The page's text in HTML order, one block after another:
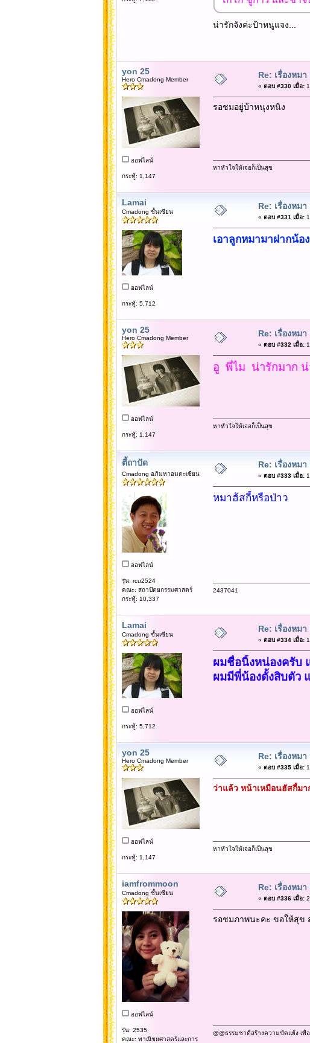
น่ารักจังค่ะป้าหนูแจง...
yon 25
Hero Cmadong Member
ออฟไลน์
กระทู้: 1,147
Re: เรื่องหมา
« ตอบ #330 เมื่อ:
รอชมอยู่บ้าหนุงหนิง
หาหัวใจให้เจอก็เป็นสุข
Lamai
Cmadong ชั้นเซียน
ออฟไลน์
กระทู้: 5,712
Re: เรื่องหมา
« ตอบ #331 เมื่อ:
เอาลูกหมามาฝากน้อ
yon 25
Hero Cmadong Member
ออฟไลน์
กระทู้: 1,147
Re: เรื่องหมา
« ตอบ #332 เมื่อ:
อู พี่ไม น่ารักมาก น่
หาหัวใจให้เจอก็เป็นสุข
ตี้ถาปัด
Cmadong อภิมหาอมตะเซียน
ออฟไลน์
รุ่น: rcu2524
คณะ: สถาปัตยกรรมศาสตร์
กระทู้: 10,337
Re: เรื่องหมา
« ตอบ #333 เมื่อ:
หมาฮ้สกี้หรือป่าว
2437041
Lamai
Cmadong ชั้นเซียน
ออฟไลน์
กระทู้: 5,712
Re: เรื่องหมา
« ตอบ #334 เมื่อ:
ผมชื่อนิ้งหน่องครับ
ผมมีพี่น้องตั้งสิบตัว
yon 25
Hero Cmadong Member
ออฟไลน์
กระทู้: 1,147
Re: เรื่องหมา
« ตอบ #335 เมื่อ:
ว่าแล้ว หน้าเหมือนฮัสกี้มา
หาหัวใจให้เจอก็เป็นสุข
iamfrommoon
Cmadong ชั้นเซียน
ออฟไลน์
รุ่น: 2535
คณะ: พาณิชยศาสตร์และการ
Re: เรื่องหมา
« ตอบ #336 เมื่อ:
รอชมภาพนะคะ ขอให้สุข
@@ธรรมชาติสร้างความขัดแย้ง เพื่